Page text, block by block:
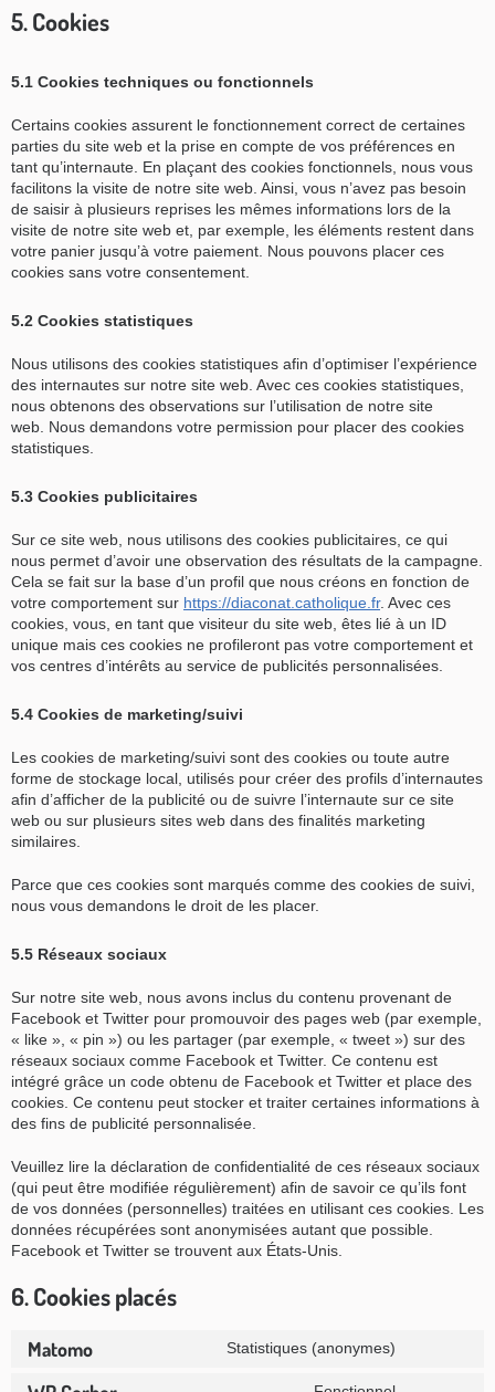
5. Cookies
5.1 Cookies techniques ou fonctionnels
Certains cookies assurent le fonctionnement correct de certaines
parties du site web et la prise en compte de vos préférences en
tant qu’internaute. En plaçant des cookies fonctionnels, nous vous
facilitons la visite de notre site web. Ainsi, vous n’avez pas besoin
de saisir à plusieurs reprises les mêmes informations lors de la
visite de notre site web et, par exemple, les éléments restent dans
votre panier jusqu’à votre paiement. Nous pouvons placer ces
cookies sans votre consentement.
5.2 Cookies statistiques
Nous utilisons des cookies statistiques afin d’optimiser l’expérience
des internautes sur notre site web. Avec ces cookies statistiques,
nous obtenons des observations sur l’utilisation de notre site
web. Nous demandons votre permission pour placer des cookies
statistiques.
5.3 Cookies publicitaires
Sur ce site web, nous utilisons des cookies publicitaires, ce qui
nous permet d’avoir une observation des résultats de la campagne.
Cela se fait sur la base d’un profil que nous créons en fonction de
votre comportement sur https://diaconat.catholique.fr. Avec ces
cookies, vous, en tant que visiteur du site web, êtes lié à un ID
unique mais ces cookies ne profileront pas votre comportement et
vos centres d’intérêts au service de publicités personnalisées.
5.4 Cookies de marketing/suivi
Les cookies de marketing/suivi sont des cookies ou toute autre
forme de stockage local, utilisés pour créer des profils d’internautes
afin d’afficher de la publicité ou de suivre l’internaute sur ce site
web ou sur plusieurs sites web dans des finalités marketing
similaires.
Parce que ces cookies sont marqués comme des cookies de suivi,
nous vous demandons le droit de les placer.
5.5 Réseaux sociaux
Sur notre site web, nous avons inclus du contenu provenant de
Facebook et Twitter pour promouvoir des pages web (par exemple,
« like », « pin ») ou les partager (par exemple, « tweet ») sur des
réseaux sociaux comme Facebook et Twitter. Ce contenu est
intégré grâce un code obtenu de Facebook et Twitter et place des
cookies. Ce contenu peut stocker et traiter certaines informations à
des fins de publicité personnalisée.
Veuillez lire la déclaration de confidentialité de ces réseaux sociaux
(qui peut être modifiée régulièrement) afin de savoir ce qu’ils font
de vos données (personnelles) traitées en utilisant ces cookies. Les
données récupérées sont anonymisées autant que possible.
Facebook et Twitter se trouvent aux États-Unis.
6. Cookies placés
Matomo Statistiques (anonymes)